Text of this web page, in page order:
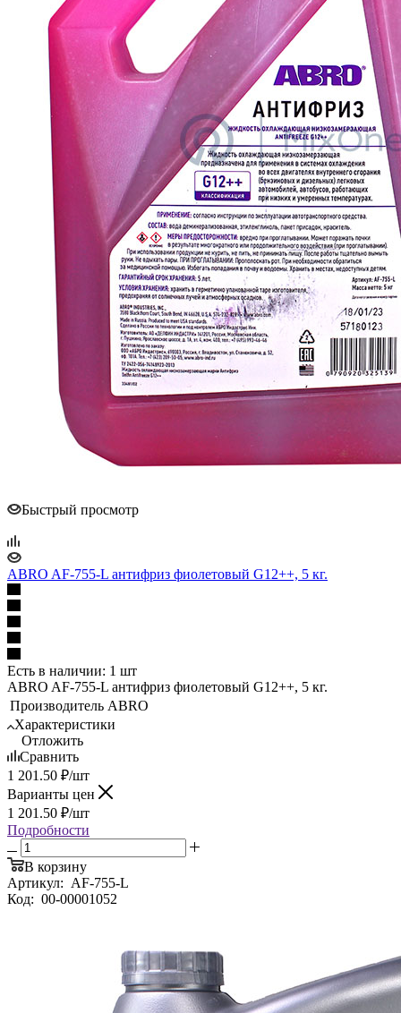
Быстрый просмотр
ABRO AF-755-L антифриз фиолетовый G12++, 5 кг.
Есть в наличии: 1 шт
ABRO AF-755-L антифриз фиолетовый G12++, 5 кг.
Производитель ABRO
Характеристики
Отложить
Сравнить
1 201.50 ₽/шт
Варианты цен
1 201.50 ₽/шт
Подробности
В корзину
Артикул: AF-755-L
Код: 00-00001052